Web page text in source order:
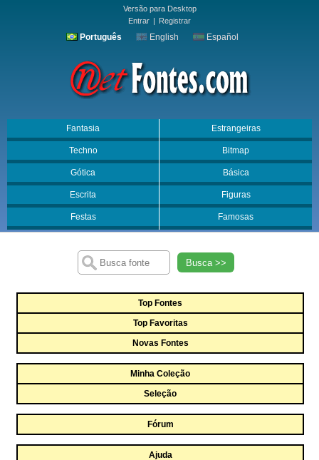
Versão para Desktop
Entrar | Registrar
Português English Español
Fantasia Estrangeiras
Techno Bitmap
Gótica Básica
Escrita Figuras
Festas Famosas
Busca >>
Top Fontes
Top Favoritas
Novas Fontes
Minha Coleção
Seleção
Fórum
Ajuda